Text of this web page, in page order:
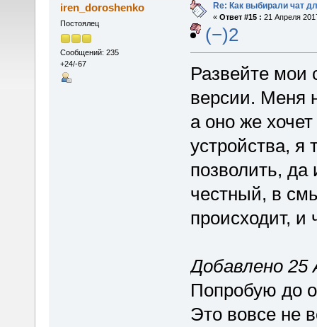
iren_doroshenko
Постоялец
Сообщений: 235
+24/-67
Re: Как выбирали чат
« Ответ #15 : 21 Апреля
(−)2
Развейте мои
версии. Меня
а оно же
устройства, я
позволить, да
честный, в
происходит, и
Добавлено 25
Попробую до
Это вовсе не